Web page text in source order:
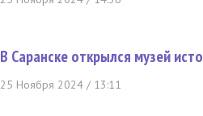
В Саранске открылся музей
25 Ноября 2024 / 13:11